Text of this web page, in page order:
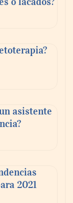
las
asistente
2021